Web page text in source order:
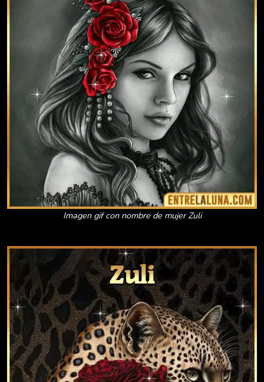
Imagen gif con nombre de mujer Zuli